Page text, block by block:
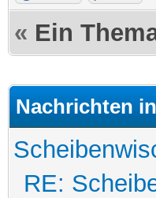
« Ein
Nachrichten
RE: